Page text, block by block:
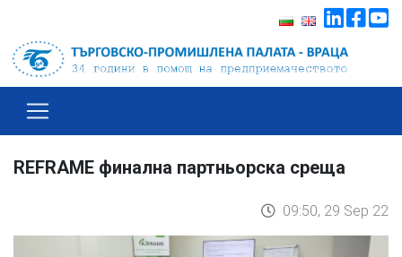
REFRAME финална партньорска среща
09:50, 29 Sep 22